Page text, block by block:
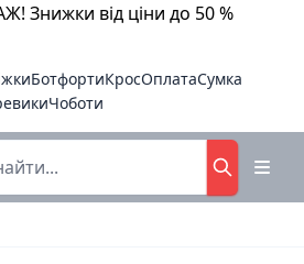
Знижки від ціни до 50 %
БотфортиКросОплатаСумка
Чоботи